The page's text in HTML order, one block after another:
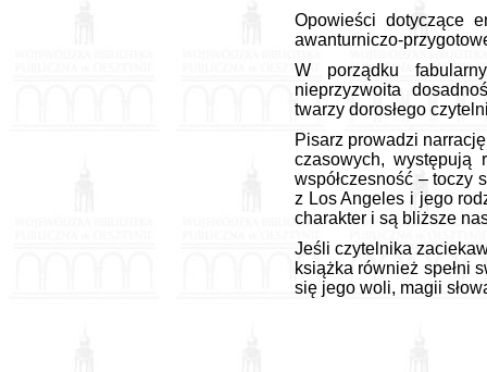
Opowieści dotyczące
awanturniczo-
W porządku
nieprzyzwoita
twarzy dorosłego
Pisarz prowadzi
czasowych, występują
współczesność – toczy
z Los Angeles i jego
charakter i są bliższe
Jeśli czytelnika
książka również spełni
się jego woli, magii